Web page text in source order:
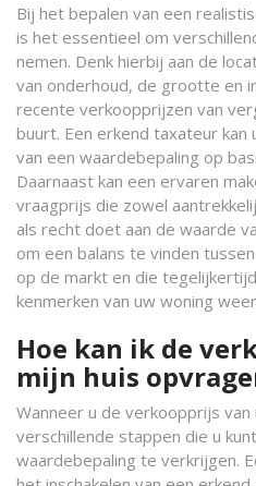
Bij het bepalen van een
is het essentieel om
nemen. Denk hierbij aan de
van onderhoud, de grootte en
recente verkoopprijzen van
buurt. Een erkend taxateur
van een waardebepaling op
Daarnaast kan een ervaren
vraagprijs die zowel
als recht doet aan de waarde
om een balans te vinden
op de markt en die
kenmerken van uw woning
Hoe kan ik de
mijn huis
Wanneer u de verkoopprijs
verschillende stappen die u
waardebepaling te verkrijgen.